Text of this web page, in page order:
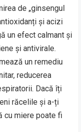
de „ginsengul
și acizi
un efect calmant și
și antivirale.
un remediu
reducerea
Dacă îți
răcelile și a-ți
cu miere poate fi